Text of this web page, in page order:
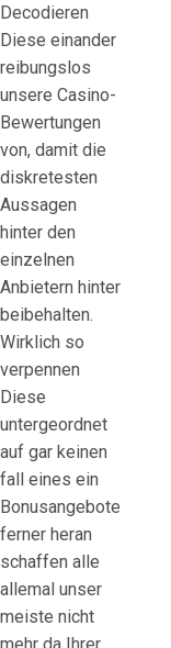
Decodieren
Diese einander
reibungslos
unsere Casino-
Bewertungen
von, damit die
diskretesten
Aussagen
hinter den
einzelnen
Anbietern hinter
beibehalten.
Wirklich so
verpennen
Diese
untergeordnet
auf gar keinen
fall eines ein
Bonusangebote
ferner heran
schaffen alle
allemal unser
meiste nicht